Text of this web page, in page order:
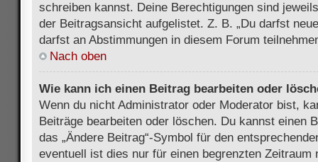
schreiben kannst. Deine Berechtigungen sind
der Beitragsansicht aufgelistet. Z. B. „Du darfst
darfst an Abstimmungen in diesem Forum
Nach oben
Wie kann ich einen Beitrag bearbeiten oder
Wenn du nicht Administrator oder Moderator bist,
Beiträge bearbeiten oder löschen. Du kannst einen
das „Ändere Beitrag“-Symbol für den
eventuell ist dies nur für einen begrenzten Zeitraum